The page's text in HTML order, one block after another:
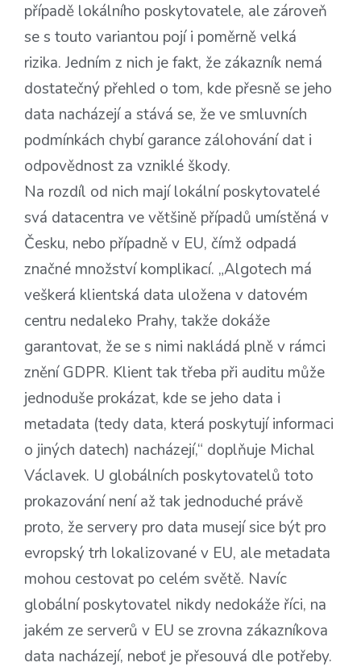
případě lokálního poskytovatele, ale zároveň
se s touto variantou pojí i poměrně velká
rizika. Jedním z nich je fakt, že zákazník nemá
dostatečný přehled o tom, kde přesně se jeho
data nacházejí a stává se, že ve smluvních
podmínkách chybí garance zálohování dat i
odpovědnost za vzniklé škody.
Na rozdíl od nich mají lokální poskytovatelé
svá datacentra ve většině případů umístěná v
Česku, nebo případně v EU, čímž odpadá
značné množství komplikací. „Algotech má
veškerá klientská data uložena v datovém
centru nedaleko Prahy, takže dokáže
garantovat, že se s nimi nakládá plně v rámci
znění GDPR. Klient tak třeba při auditu může
jednoduše prokázat, kde se jeho data i
metadata (tedy data, která poskytují informaci
o jiných datech) nacházejí,“ doplňuje Michal
Václavek. U globálních poskytovatelů toto
prokazování není až tak jednoduché právě
proto, že servery pro data musejí sice být pro
evropský trh lokalizované v EU, ale metadata
mohou cestovat po celém světě. Navíc
globální poskytovatel nikdy nedokáže říci, na
jakém ze serverů v EU se zrovna zákazníkova
data nacházejí, neboť je přesouvá dle potřeby.